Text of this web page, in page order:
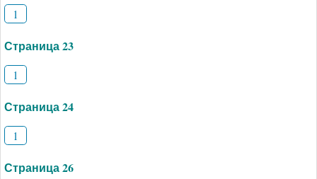
1
Страница 23
1
Страница 24
1
Страница 26